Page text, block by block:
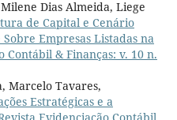
Dias Almeida, Liege
de Capital e Cenário
Empresas Listadas na
Contábil & Finanças: v. 10 n.
Marcelo Tavares,
Estratégicas e a